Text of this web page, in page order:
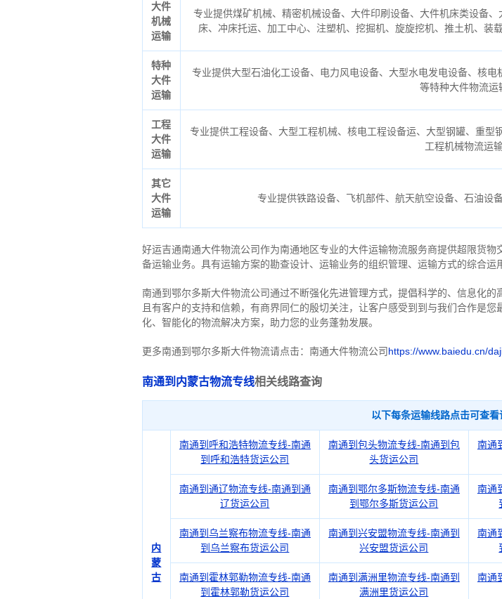
大件
机械
运输
专业提供煤矿机械、精密机械设备、大件印刷设备、大件机床类设备
床、冲床托运、加工中心、注塑机、挖掘机、旋旋挖机、推土机、装
特种
大件
运输
专业提供大型石油化工设备、电力风电设备、大型水电发电设备、核
等特种大件物流运
工程
大件
运输
专业提供工程设备、大型工程机械、核电工程设备运、大型钢罐、重
工程机械物流运
其它
大件
运输
专业提供铁路设备、飞机部件、航天航空设备、石油设
好运吉通南通大件物流公司作为南通地区专业的大件运输物流服务商提供超限货
备运输业务。具有运输方案的勘查设计、运输业务的组织管理、运输方式的综合
南通到鄂尔多斯大件物流公司通过不断强化先进管理方式，提倡科学的、信息化的
且有客户的支持和信赖，有商界同仁的殷切关注， 让客户感受到到与我们合作是您
化、智能化的物流解决方案，助力您的业务蓬勃发展。
更多南通到鄂尔多斯大件物流请点击：南通大件物流公司https://www.baiedu.cn/
南通到内蒙古物流专线相关线路查询
以下每条运输线路点击可查看
内
蒙
古
南通到呼和浩特物流专线-南通
到呼和浩特货运公司
南通到包头物流专线-南通到包
头货运公司
南通
南通到通辽物流专线-南通到通
辽货运公司
南通到鄂尔多斯物流专线-南通
到鄂尔多斯货运公司
南通
南通到乌兰察布物流专线-南通
到乌兰察布货运公司
南通到兴安盟物流专线-南通到
兴安盟货运公司
南通
南通到霍林郭勒物流专线-南通
到霍林郭勒货运公司
南通到满洲里物流专线-南通到
满洲里货运公司
南通